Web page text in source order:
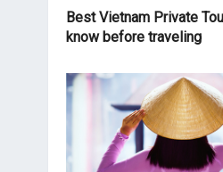
Best Vietnam Private
know before traveling